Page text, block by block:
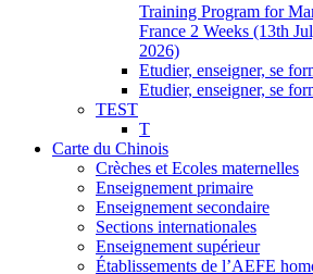
Training Program for
France 2 Weeks (13th
2026)
Etudier, enseigner, se
Etudier, enseigner, se
TEST
T
Carte du Chinois
Crèches et Ecoles maternelles
Enseignement primaire
Enseignement secondaire
Sections internationales
Enseignement supérieur
Établissements de l’AEFE